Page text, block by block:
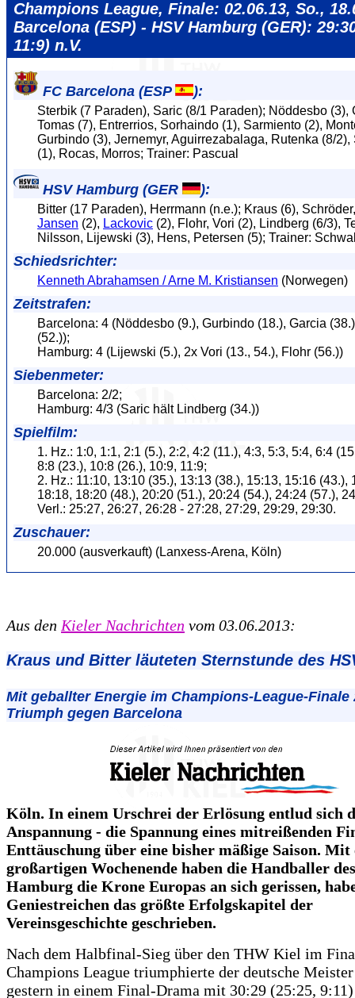
Champions League, Finale: 02.06.13, So.,
Barcelona (ESP) - HSV Hamburg (GER):
11:9) n.V.
FC Barcelona (ESP ):
Sterbik (7 Paraden), Saric (8/1 Paraden); Nöddesbo (3),
Tomas (7), Entrerrios, Sorhaindo (1), Sarmiento (2),
Gurbindo (3), Jernemyr, Aguirrezabalaga, Rutenka (8/2),
(1), Rocas, Morros; Trainer: Pascual
HSV Hamburg (GER ):
Bitter (17 Paraden), Herrmann (n.e.); Kraus (6),
Jansen (2), Lackovic (2), Flohr, Vori (2), Lindberg (6/3),
Nilsson, Lijewski (3), Hens, Petersen (5); Trainer:
Schiedsrichter:
Kenneth Abrahamsen / Arne M. Kristiansen (Norwegen)
Zeitstrafen:
Barcelona: 4 (Nöddesbo (9.), Gurbindo (18.), Garcia
(52.));
Hamburg: 4 (Lijewski (5.), 2x Vori (13., 54.), Flohr (56.))
Siebenmeter:
Barcelona: 2/2;
Hamburg: 4/3 (Saric hält Lindberg (34.))
Spielfilm:
1. Hz.: 1:0, 1:1, 2:1 (5.), 2:2, 4:2 (11.), 4:3, 5:3, 5:4, 6:4
8:8 (23.), 10:8 (26.), 10:9, 11:9;
2. Hz.: 11:10, 13:10 (35.), 13:13 (38.), 15:13, 15:16 (43.),
18:18, 18:20 (48.), 20:20 (51.), 20:24 (54.), 24:24 (57.),
Verl.: 25:27, 26:27, 26:28 - 27:28, 27:29, 29:29, 29:30.
Zuschauer:
20.000 (ausverkauft) (Lanxess-Arena, Köln)
Aus den Kieler Nachrichten vom 03.06.2013:
Kraus und Bitter läuteten Sternstunde des
Mit geballter Energie im Champions-League-Finale
Triumph gegen Barcelona
Köln. In einem Urschrei der Erlösung entlud sich
Anspannung - die Spannung eines mitreißenden
Enttäuschung über eine bisher mäßige Saison. Mit
großartigen Wochenende haben die Handballer
Hamburg die Krone Europas an sich gerissen,
Geniestreichen das größte Erfolgskapitel der
Vereinsgeschichte geschrieben.
Nach dem Halbfinal-Sieg über den THW Kiel im
Champions League triumphierte der deutsche
gestern in einem Final-Drama mit 30:29 (25:25,